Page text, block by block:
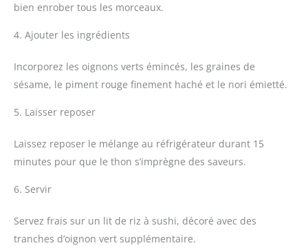
bien enrober tous les morceaux.
4. Ajouter les ingrédients
Incorporez les oignons verts émincés, les graines de
sésame, le piment rouge finement haché et le nori émietté.
5. Laisser reposer
Laissez reposer le mélange au réfrigérateur durant 15
minutes pour que le thon s’imprègne des saveurs.
6. Servir
Servez frais sur un lit de riz à sushi, décoré avec des
tranches d’oignon vert supplémentaire.